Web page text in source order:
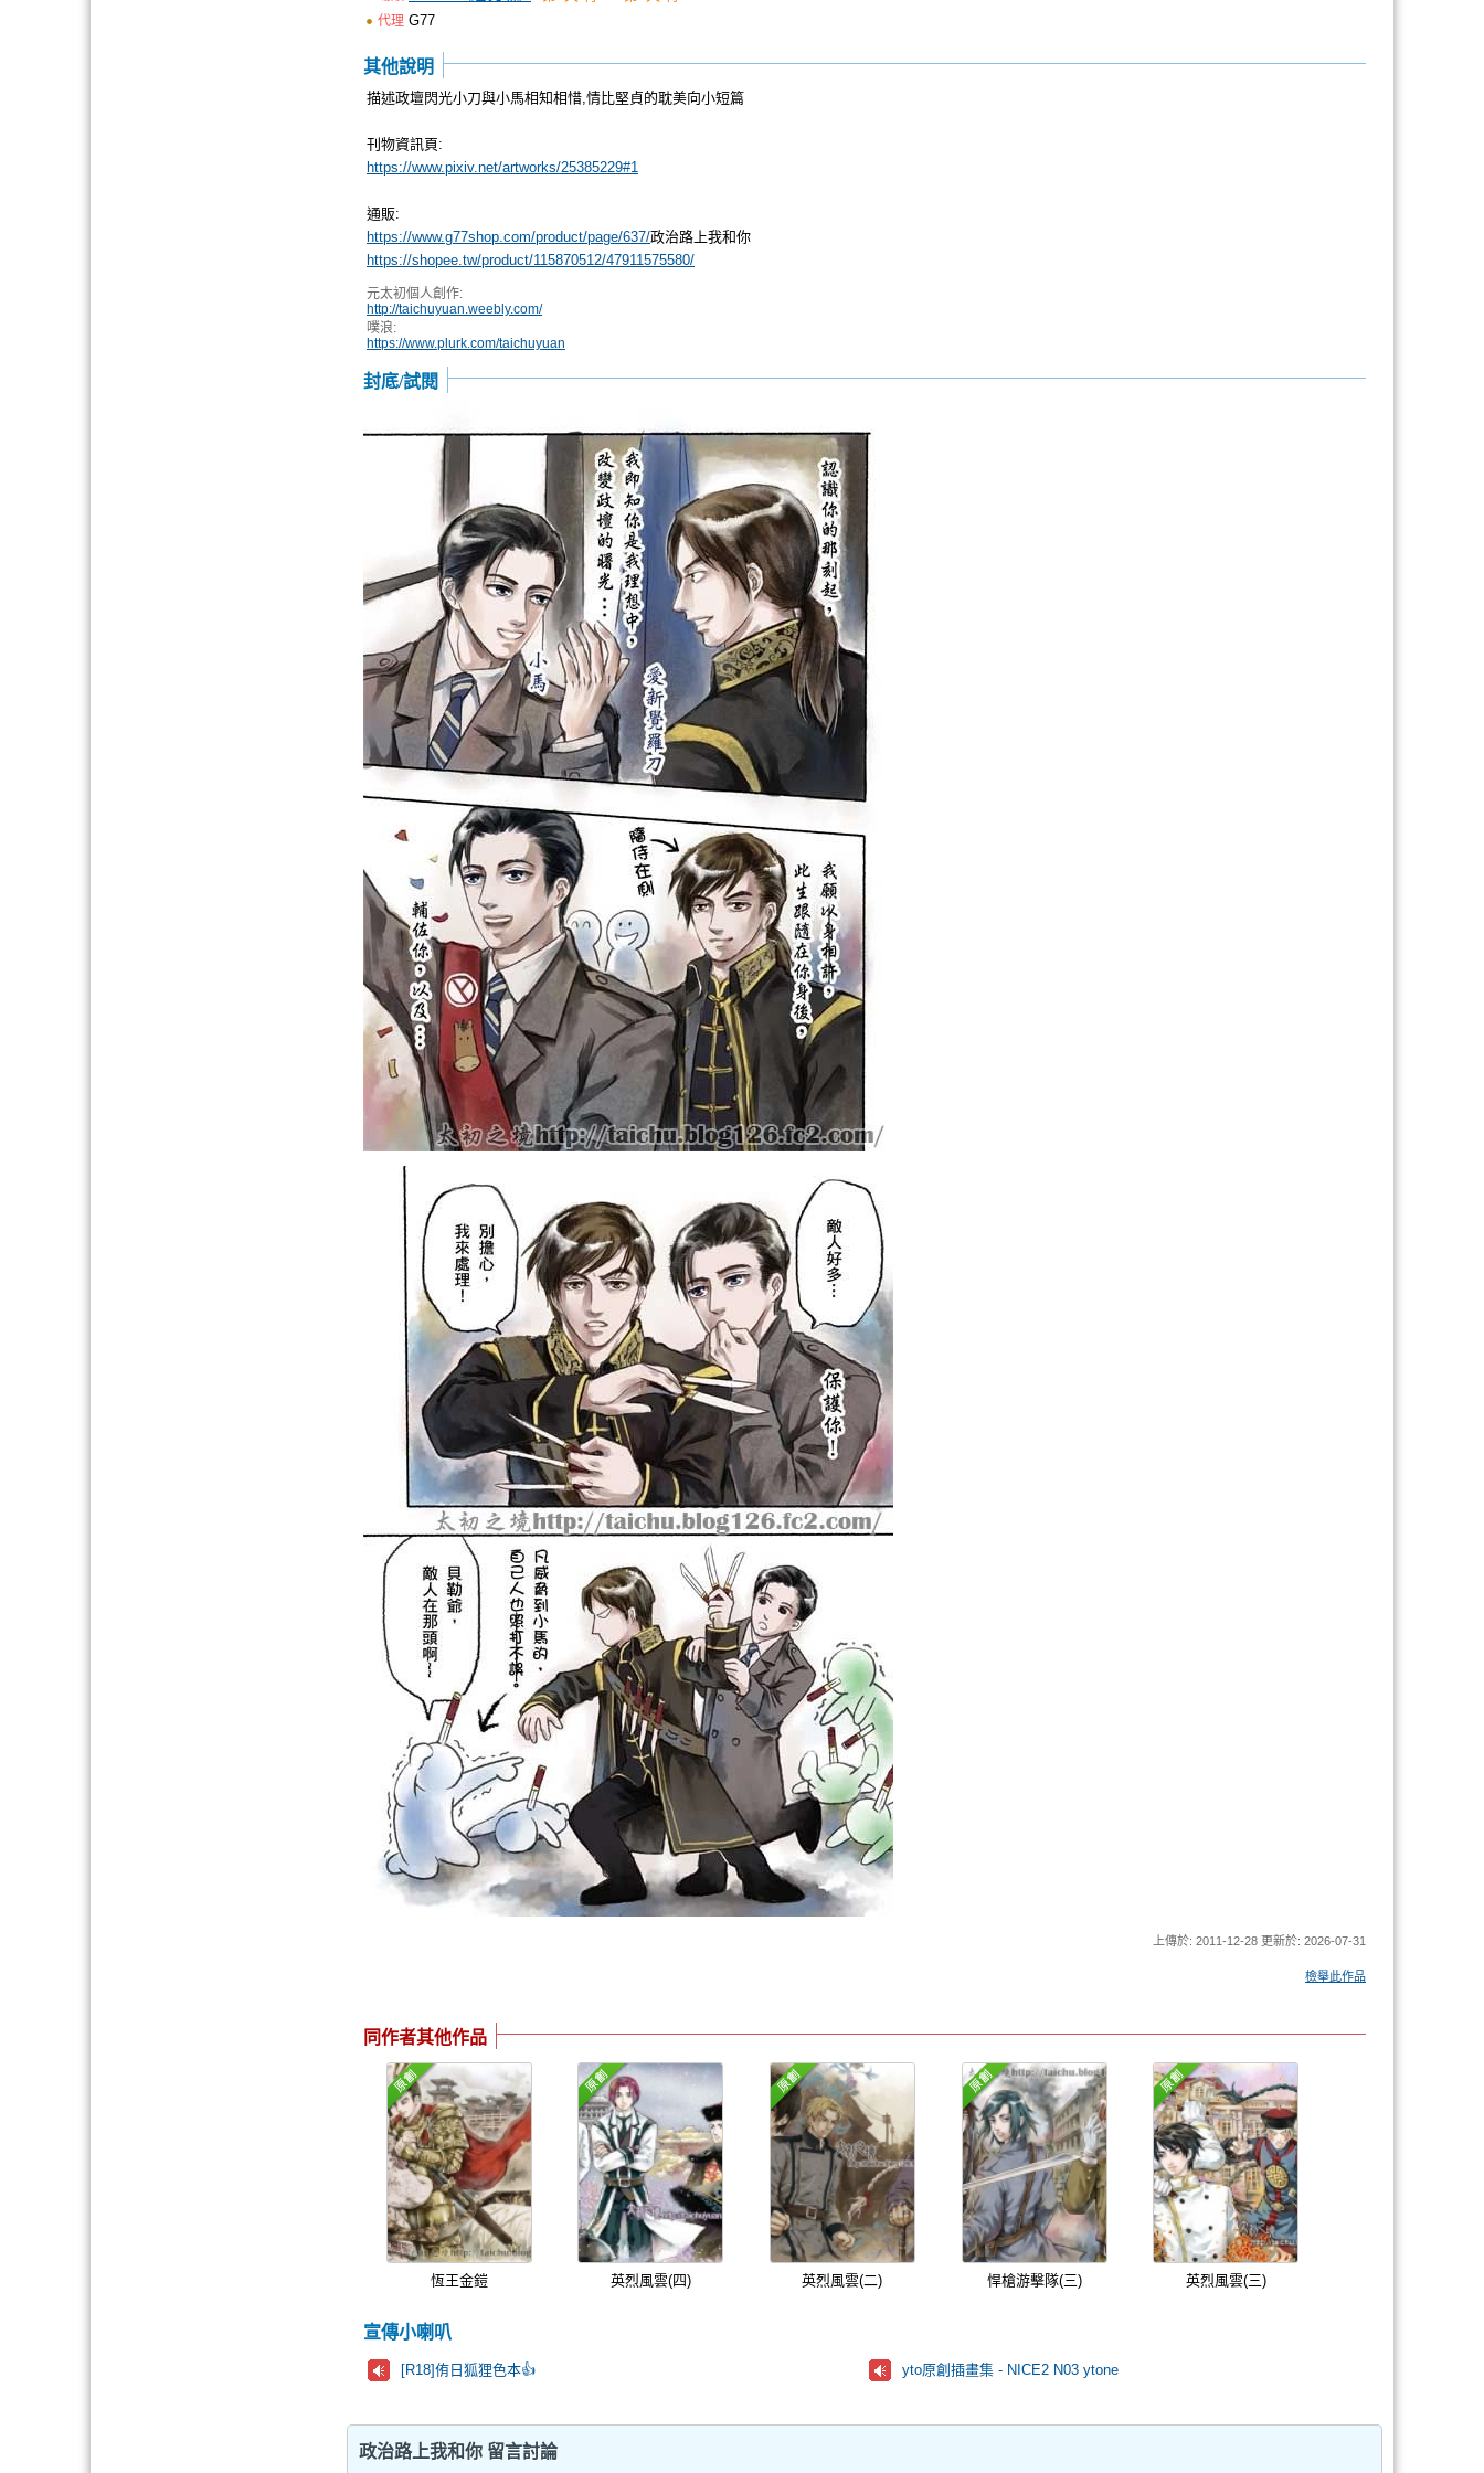
代理 G77
其他說明
描述政壇閃光小刀與小馬相知相惜,情比堅貞的耽美向小短篇
刊物資訊頁:
https://www.pixiv.net/artworks/25385229#1
通販:
https://www.g77shop.com/product/page/637/政治路上我和你
https://shopee.tw/product/115870512/47911575580/
元太初個人創作:
http://taichuyuan.weebly.com/
噗浪:
https://www.plurk.com/taichuyuan
封底/試閱
上傳於: 2011-12-28 更新於: 2026-07-31
檢舉此作品
同作者其他作品
恆王金鎧 英烈風雲(四) 英烈風雲(二) 悍槍游擊隊(三) 英烈風雲(三)
宣傳小喇叭
[R18]侑日狐狸色本👍 yto原創插畫集 - NICE2 N03 ytone
政治路上我和你 留言討論